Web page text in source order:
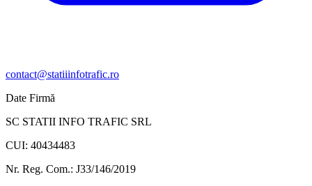
contact@statiiinfotrafic.ro
Date Firmă
SC STATII INFO TRAFIC SRL
CUI: 40434483
Nr. Reg. Com.: J33/146/2019